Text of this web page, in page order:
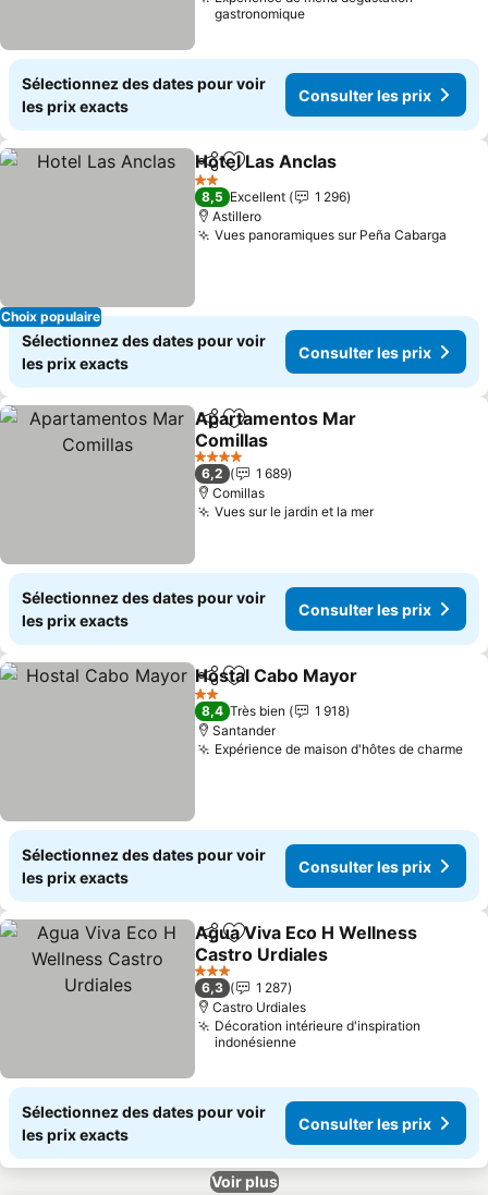
gastronomique
Sélectionnez des dates pour voir
les prix exacts
Consulter les prix
Choix populaire
PartagerAjouter à mes favoris
Hotel Las Anclas
2 Étoiles
8,5 Excellent
1 296
Astillero
Vues panoramiques sur Peña Cabarga
Sélectionnez des dates pour voir
les prix exacts
Consulter les prix
PartagerAjouter à mes favoris
Apartamentos Mar
Comillas
4 Étoiles
6,2
1 689
Comillas
Vues sur le jardin et la mer
Sélectionnez des dates pour voir
les prix exacts
Consulter les prix
PartagerAjouter à mes favoris
Hostal Cabo Mayor
2 Étoiles
8,4 Très bien
1 918
Santander
Expérience de maison d'hôtes de charme
Sélectionnez des dates pour voir
les prix exacts
Consulter les prix
PartagerAjouter à mes favoris
Agua Viva Eco H Wellness
Castro Urdiales
3 Étoiles
6,3
1 287
Castro Urdiales
Décoration intérieure d'inspiration
indonésienne
Sélectionnez des dates pour voir
les prix exacts
Consulter les prix
Voir plus